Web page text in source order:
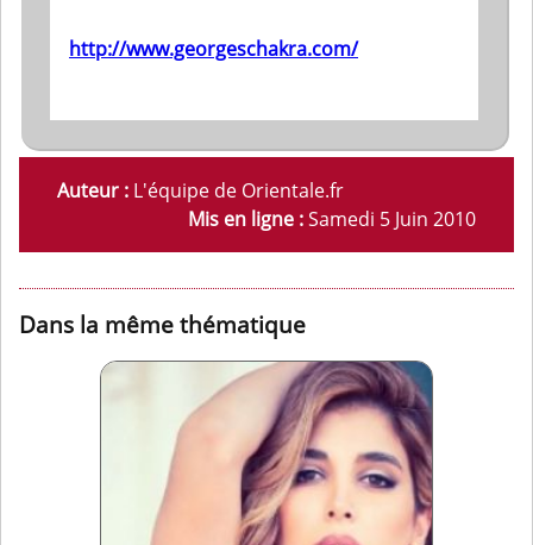
http://www.georgeschakra.com/
Auteur : L'équipe de Orientale.fr
Mis en ligne :Samedi 5 Juin 2010
Dans la même thématique